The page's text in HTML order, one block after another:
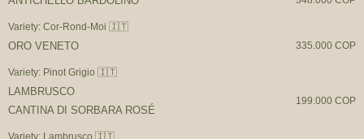
Variety: Cor-Rond-Moi 🇮🇹
ORO VENETO 335.000 COP
Variety: Pinot Grigio 🇮🇹
LAMBRUSCO
CANTINA DI SORBARA ROSÉ
199.000 COP
Variety: Lambrusco 🇮🇹